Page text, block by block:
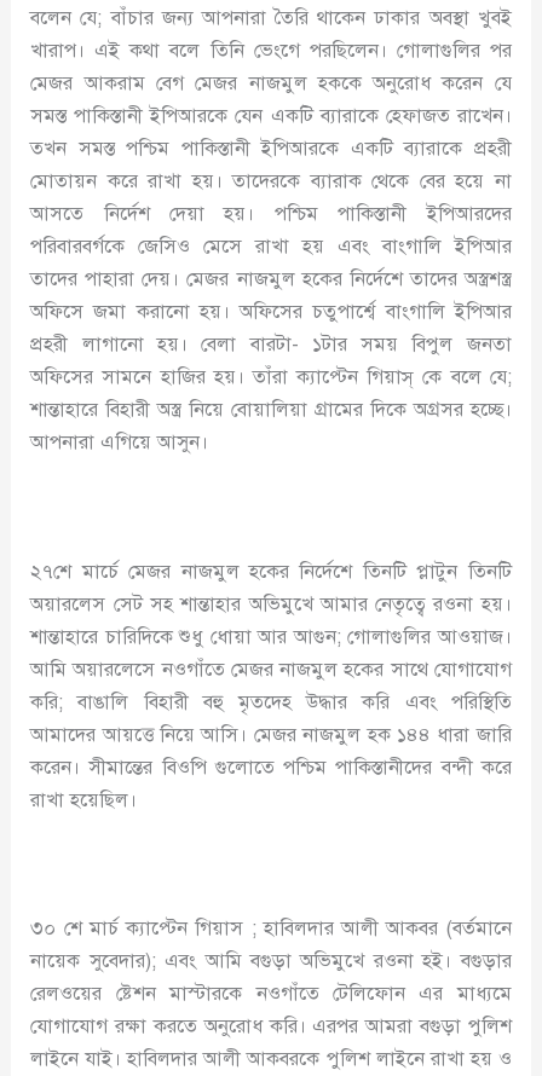
বলেন যে; বাঁচার জন্য আপনারা তৈরি থাকেন ঢাকার অবস্থা খুবই
খারাপ। এই কথা বলে তিনি ভেংগে পরছিলেন। গোলাগুলির পর
মেজর আকরাম বেগ মেজর নাজমুল হককে অনুরোধ করেন যে
সমস্ত পাকিস্তানী ইপিআরকে যেন একটি ব্যারাকে হেফাজত রাখেন।
তখন সমস্ত পশ্চিম পাকিস্তানী ইপিআরকে একটি ব্যারাকে প্রহরী
মোতায়ন করে রাখা হয়। তাদেরকে ব্যারাক থেকে বের হয়ে না
আসতে নির্দেশ দেয়া হয়। পশ্চিম পাকিস্তানী ইপিআরদের
পরিবারবর্গকে জেসিও মেসে রাখা হয় এবং বাংগালি ইপিআর
তাদের পাহারা দেয়। মেজর নাজমুল হকের নির্দেশে তাদের অস্ত্রশস্ত্র
অফিসে জমা করানো হয়। অফিসের চতুপার্শ্বে বাংগালি ইপিআর
প্রহরী লাগানো হয়। বেলা বারটা- ১টার সময় বিপুল জনতা
অফিসের সামনে হাজির হয়। তাঁরা ক্যাপ্টেন গিয়াস্ কে বলে যে;
শান্তাহারে বিহারী অস্ত্র নিয়ে বোয়ালিয়া গ্রামের দিকে অগ্রসর হচ্ছে।
আপনারা এগিয়ে আসুন।
২৭শে মার্চে মেজর নাজমুল হকের নির্দেশে তিনটি প্লাটুন তিনটি
অয়ারলেস সেট সহ শান্তাহার অভিমুখে আমার নেতৃত্বে রওনা হয়।
শান্তাহারে চারিদিকে শুধু ধোয়া আর আগুন; গোলাগুলির আওয়াজ।
আমি অয়ারলেসে নওগাঁতে মেজর নাজমুল হকের সাথে যোগাযোগ
করি; বাঙালি বিহারী বহু মৃতদেহ উদ্ধার করি এবং পরিস্থিতি
আমাদের আয়ত্তে নিয়ে আসি। মেজর নাজমুল হক ১৪৪ ধারা জারি
করেন। সীমান্তের বিওপি গুলোতে পশ্চিম পাকিস্তানীদের বন্দী করে
রাখা হয়েছিল।
৩০ শে মার্চ ক্যাপ্টেন গিয়াস ; হাবিলদার আলী আকবর (বর্তমানে
নায়েক সুবেদার); এবং আমি বগুড়া অভিমুখে রওনা হই। বগুড়ার
রেলওয়ের ষ্টেশন মাস্টারকে নওগাঁতে টেলিফোন এর মাধ্যমে
যোগাযোগ রক্ষা করতে অনুরোধ করি। এরপর আমরা বগুড়া পুলিশ
লাইনে যাই। হাবিলদার আলী আকবরকে পুলিশ লাইনে রাখা হয় ও